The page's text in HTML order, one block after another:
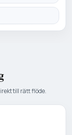
till rätt flöde.